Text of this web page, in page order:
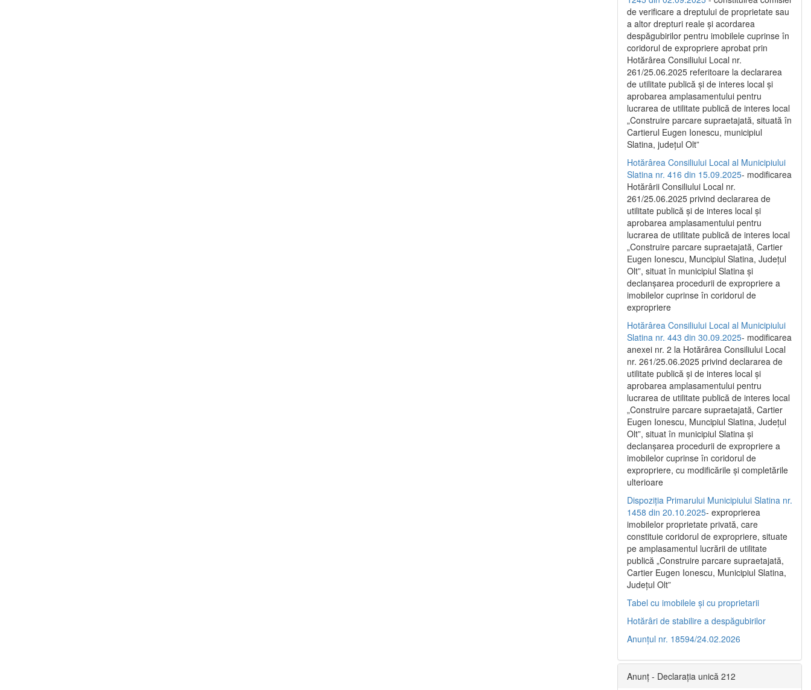
de verificare a dreptului de proprietate sau
a altor drepturi reale și acordarea
despăgubirilor pentru imobilele cuprinse în
coridorul de expropriere aprobat prin
Hotărârea Consiliului Local nr.
261/25.06.2025 referitoare la declararea
de utilitate publică și de interes local și
aprobarea amplasamentului pentru
lucrarea de utilitate publică de interes local
„Construire parcare supraetajată, situată în
Cartierul Eugen Ionescu, municipiul
Slatina, județul Olt”
Hotărârea Consiliului Local al Municipiului
Slatina nr. 416 din 15.09.2025- modificarea
Hotărârii Consiliului Local nr.
261/25.06.2025 privind declararea de
utilitate publică și de interes local și
aprobarea amplasamentului pentru
lucrarea de utilitate publică de interes local
„Construire parcare supraetajată, Cartier
Eugen Ionescu, Muncipiul Slatina, Județul
Olt”, situat în municipiul Slatina și
declanșarea procedurii de expropriere a
imobilelor cuprinse în coridorul de
expropriere
Hotărârea Consiliului Local al Municipiului
Slatina nr. 443 din 30.09.2025- modificarea
anexei nr. 2 la Hotărârea Consiliului Local
nr. 261/25.06.2025 privind declararea de
utilitate publică şi de interes local şi
aprobarea amplasamentului pentru
lucrarea de utilitate publică de interes local
„Construire parcare supraetajată, Cartier
Eugen Ionescu, Muncipiul Slatina, Judeţul
Olt”, situat în municipiul Slatina şi
declanşarea procedurii de expropriere a
imobilelor cuprinse în coridorul de
expropriere, cu modificările şi completările
ulterioare
Dispoziția Primarului Municipiului Slatina nr.
1458 din 20.10.2025- exproprierea
imobilelor proprietate privată, care
constituie coridorul de expropriere, situate
pe amplasamentul lucrării de utilitate
publică „Construire parcare supraetajată,
Cartier Eugen Ionescu, Municipiul Slatina,
Județul Olt”
Tabel cu imobilele și cu proprietarii
Hotărâri de stabilire a despăgubirilor
Anunțul nr. 18594/24.02.2026
Anunț - Declarația unică 212